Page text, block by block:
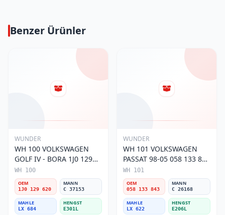
Benzer Ürünler
WUNDER
WH 100 VOLKSWAGEN
GOLF IV - BORA 1J0 129
620 Hava Filtresi
WH 100
OEM
1J0 129 620
MANN
C 37153
MAHLE
LX 684
HENGST
E301L
WUNDER
WH 101 VOLKSWAGEN
PASSAT 98-05 058 133 843
Hava Filtresi
WH 101
OEM
058 133 843
MANN
C 26168
MAHLE
LX 622
HENGST
E206L